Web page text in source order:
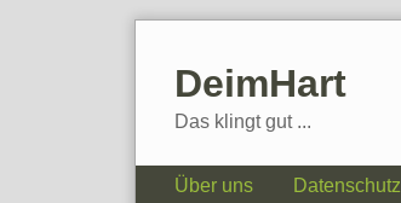
DeimHart
Das klingt gut ...
Navigation
Über uns Datenschutz